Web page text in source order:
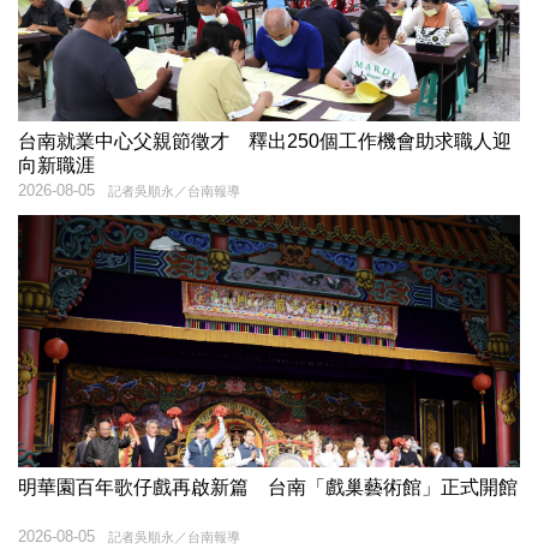
台南就業中心父親節徵才 釋出250個工作機會助求職人迎
向新職涯
記者吳順永／台南報導
2026-08-05
明華園百年歌仔戲再啟新篇 台南「戲巢藝術館」正式開館
記者吳順永／台南報導
2026-08-05